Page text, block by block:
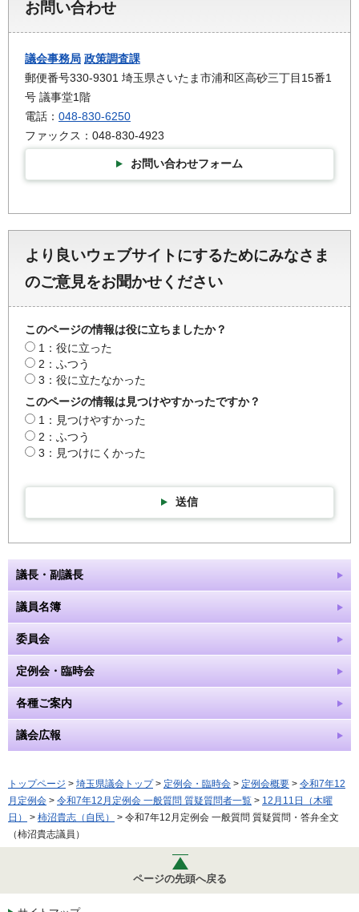
お問い合わせ
議会事務局 政策調査課
郵便番号330-9301 埼玉県さいたま市浦和区高砂三丁目15番1
号 議事堂1階
電話： 048-830-6250
ファックス：048-830-4923
お問い合わせフォーム
より良いウェブサイトにするためにみなさま
のご意見をお聞かせください
このページの情報は役に立ちましたか？
1：役に立った
2：ふつう
3：役に立たなかった
このページの情報は見つけやすかったですか？
1：見つけやすかった
2：ふつう
3：見つけにくかった
送信
議長・副議長
議員名簿
委員会
定例会・臨時会
各種ご案内
議会広報
トップページ > 埼玉県議会トップ> 定例会・臨時会 > 定例会概要 > 令和7年12
月定例会 > 令和7年12月定例会 一般質問 質疑質問者一覧 > 12月11日（木曜
日）
> 柿沼貴志（自民）
> 令和7年12月定例会 一般質問 質疑質問・答弁全文
（柿沼貴志議員）
ページの先頭へ戻る